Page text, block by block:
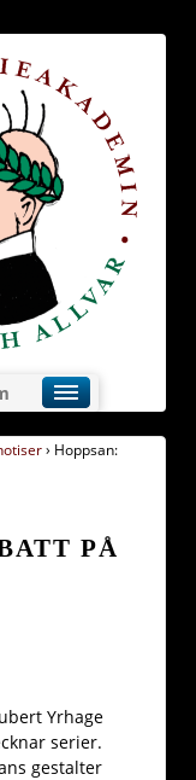
› Hoppsan:
PÅ
Yrhage
serier.
gestalter